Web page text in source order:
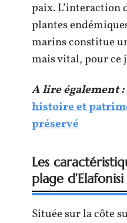
paix. L’interaction
plantes
marins constitue
mais vital, pour ce
A lire également :
histoire et
préservé
Les
plage d’Elafonisi
Située sur la côte